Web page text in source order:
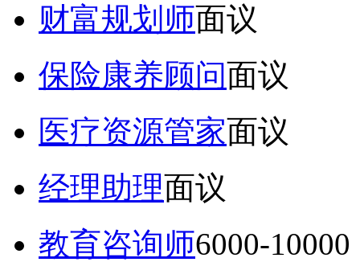
财富规划师面议
保险康养顾问面议
医疗资源管家面议
经理助理面议
教育咨询师6000-